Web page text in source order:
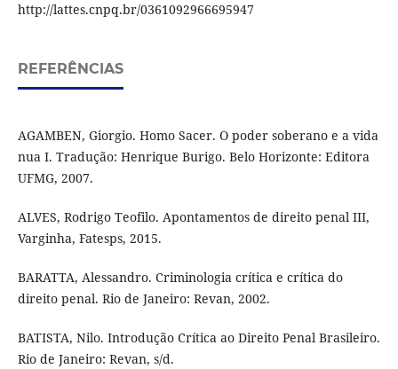
http://lattes.cnpq.br/0361092966695947
REFERÊNCIAS
AGAMBEN, Giorgio. Homo Sacer. O poder soberano e a vida
nua I. Tradução: Henrique Burigo. Belo Horizonte: Editora
UFMG, 2007.
ALVES, Rodrigo Teofilo. Apontamentos de direito penal III,
Varginha, Fatesps, 2015.
BARATTA, Alessandro. Criminologia crítica e crítica do
direito penal. Rio de Janeiro: Revan, 2002.
BATISTA, Nilo. Introdução Crítica ao Direito Penal Brasileiro.
Rio de Janeiro: Revan, s/d.